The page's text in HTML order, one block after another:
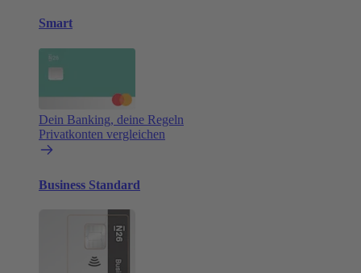
Smart
Dein Banking, deine Regeln
Privatkonten vergleichen
Business Standard